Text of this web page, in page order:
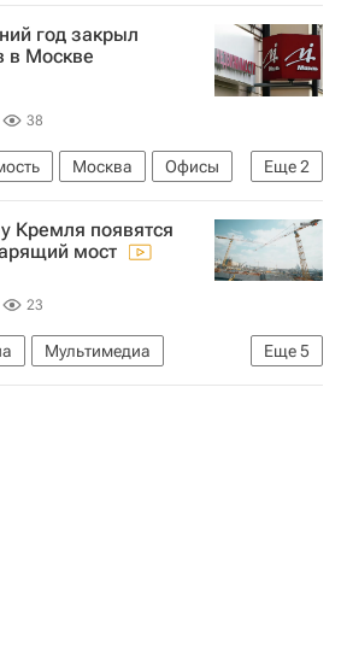
год закрыл
в Москве
38
Еще2
Москва
Офисы
Кремля появятся
мост
23
Еще5
Мультимедиа
Зарядье